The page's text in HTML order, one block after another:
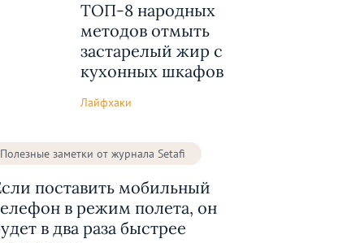
ТОП-8 народных
методов отмыть
застарелый жир с
кухонных шкафов
Лайфхаки
Полезные заметки от журнала Setafi